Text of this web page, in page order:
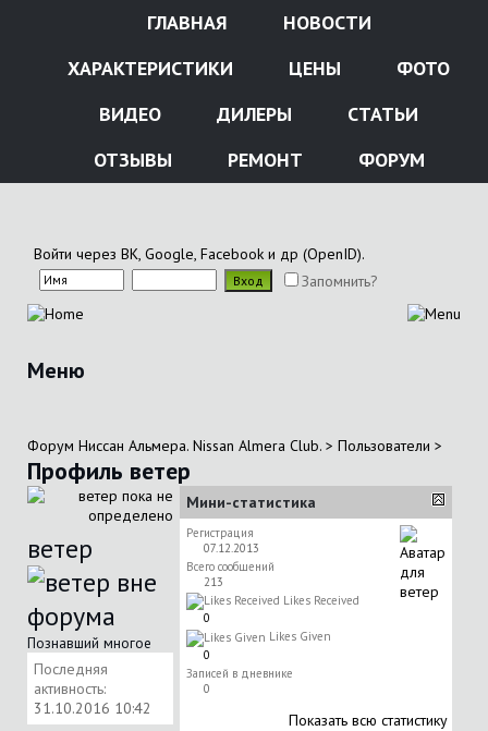
ГЛАВНАЯ
НОВОСТИ
ХАРАКТЕРИСТИКИ
ЦЕНЫ
ФОТО
ВИДЕО
ДИЛЕРЫ
СТАТЬИ
ОТЗЫВЫ
РЕМОНТ ФОРУМ
Войти через ВК, Google, Facebook и др (OpenID).
Запомнить?
Меню
Форум Ниссан Альмера. Nissan Almera Club. > Пользователи >
Профиль ветер
ветер
Познавший многое
Последняя
активность:
31.10.2016 10:42
Мини-статистика
Регистрация
07.12.2013
Всего сообщений
213
Likes Received
0
Likes Given
0
Записей в дневнике
0
Показать всю статистику